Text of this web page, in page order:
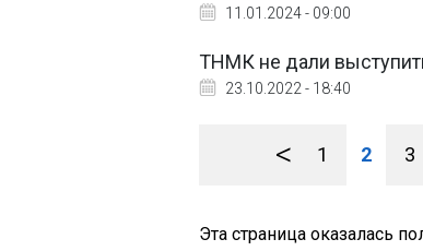
11.01.2024 - 09:00
ТНМК не дали
23.10.2022 - 18:40
< 1 2 3
Эта страница оказалась